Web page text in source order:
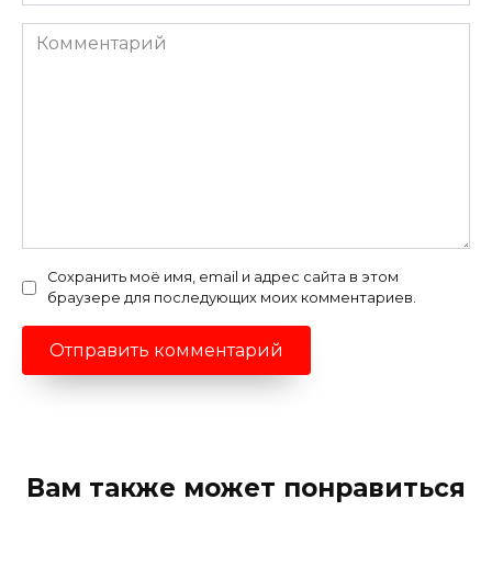
Комментарий
Сохранить моё имя, email и адрес сайта в этом
браузере для последующих моих комментариев.
Вам также может понравиться